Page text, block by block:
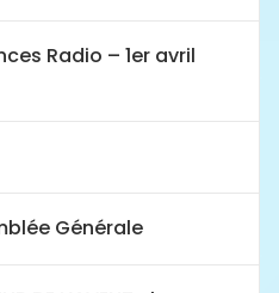
Radio – 1er avril
Générale